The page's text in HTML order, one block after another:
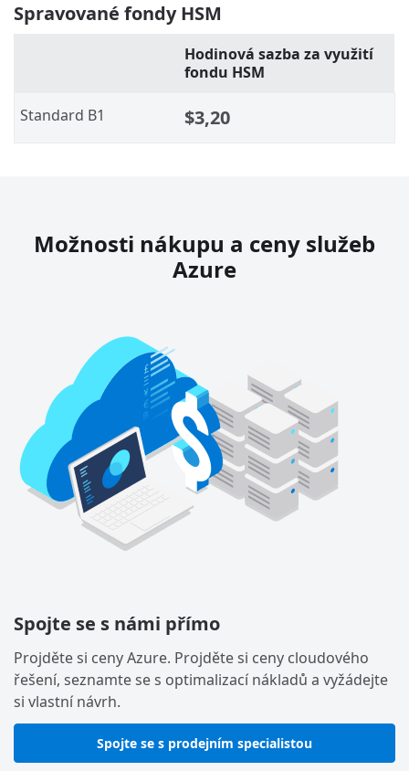
Spravované fondy HSM
Hodinová sazba za využití
fondu HSM
Standard B1 $3,20
Možnosti nákupu a ceny služeb
Azure
Spojte se s námi přímo
Projděte si ceny Azure. Projděte si ceny cloudového
řešení, seznamte se s optimalizací nákladů a vyžádejte
si vlastní návrh.
Spojte se s prodejním specialistou